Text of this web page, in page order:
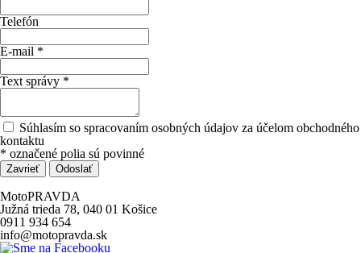
Telefón
E-mail *
Text správy *
Súhlasím so spracovaním osobných údajov za účelom obchodného
kontaktu
* označené polia sú povinné
Zavrieť Odoslať
MotoPRAVDA
Južná trieda 78, 040 01 Košice
0911 934 654
info@motopravda.sk